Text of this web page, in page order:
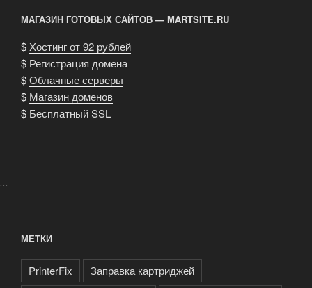
МАГАЗИН ГОТОВЫХ САЙТОВ — MARTSITE.RU
$ Хостинг от 92 рублей
$ Регистрация домена
$Облачные серверы
$ Магазин доменов
$ Бесплатный SSL
...
МЕТКИ
PrinterFix
Заправка картриджей